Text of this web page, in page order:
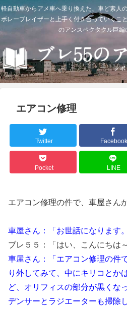
軽自動車からアメ車へ乗り換えた、車ど素人
ボレーブレイザーと上手く付き合っていくこ
のアンスペクタクル巨編
エアコン修理
Twitter Facebook
Pocket LINE
エアコン修理の件で、車屋さん
車屋さん：「お世話になります。
ブレ５５：「はい、こんにちは～
車屋さん：「エアコン修理の件
り外してみて、中にキリコとか
ど、オリフィスの部分が黒くな
デンサーとラジエーターも掃除